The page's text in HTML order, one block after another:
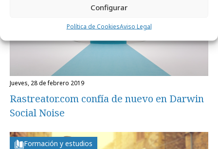
Configurar
Política de CookiesAviso Legal
jueves, 28 de febrero 2019
Rastreator.com confía de nuevo en Darwin
Social Noise
Formación y estudios